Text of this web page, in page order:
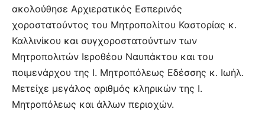
ακολούθησε Αρχιερατικός Εσπερινός
χοροστατούντος του Μητροπολίτου Καστορίας κ.
Καλλινίκου και συγχοροστατούντων των
Μητροπολιτών Ιεροθέου Ναυπάκτου και του
ποιμενάρχου της Ι. Μητροπόλεως Εδέσσης κ. Ιωήλ.
Μετείχε μεγάλος αριθμός κληρικών της Ι.
Μητροπόλεως και άλλων περιοχών.